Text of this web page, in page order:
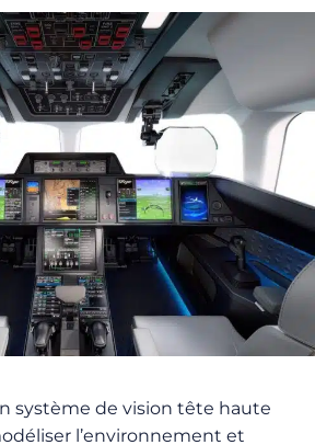
système de vision tête haute
l’environnement et